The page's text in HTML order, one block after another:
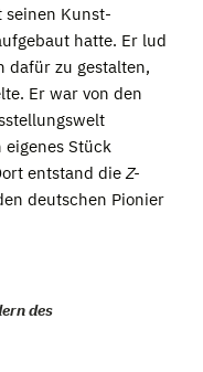
seinen Kunst-
hatte. Er lud
dafür zu gestalten,
Er war von den
Stück
entstand dieZ-
deutschen Pionier
des